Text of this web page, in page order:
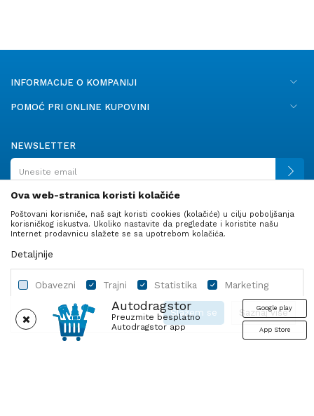
Autodragstor
Preuzmite besplatno
Autodragstor app
Google play
App Store
INFORMACIJE O KOMPANIJI
POMOĆ PRI ONLINE KUPOVINI
NEWSLETTER
PRATITE NAS
Autodelovi Ulje i tečnosti
Ova web-stranica koristi kolačiće
Poštovani korisniče, naš sajt koristi cookies (kolačiće) u cilju poboljšanja
korisničkog iskustva. Ukoliko nastavite da pregledate i koristite našu
Internet prodavnicu slažete se sa upotrebom kolačića.
Detaljnije
Obavezni Trajni Statistika Marketing
Saznaj više
Slažem se